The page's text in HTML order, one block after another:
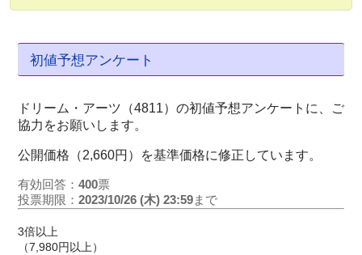
初値予想アンケート
ドリーム・アーツ（4811）の初値予想アンケートに、ご
協力をお願いします。
公開価格（2,660円）を基準価格に修正しています。
有効回答： 400票
投票期限： 2023/10/26 (木) 23:59まで
3倍以上
（7,980円以上）